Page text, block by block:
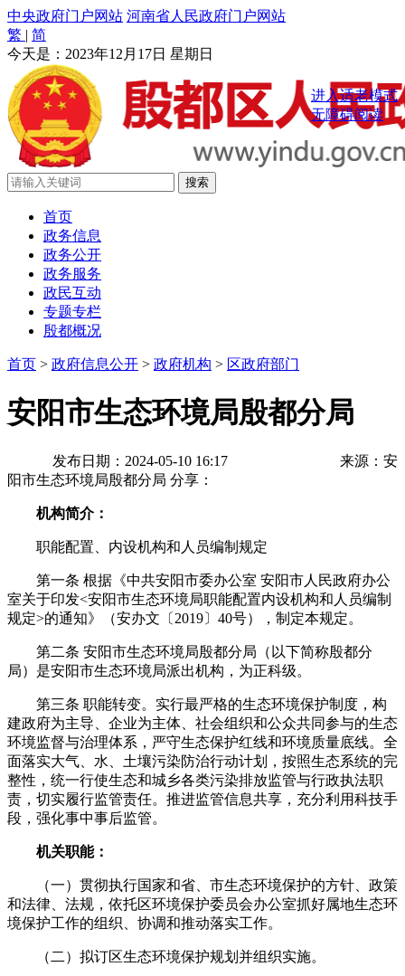
中央政府门户网站 河南省人民政府门户网站
繁 | 简
今天是： 2023年12月17日 星期日
进入适老模式
无障碍阅读
首页
政务信息
政务公开
政务服务
政民互动
专题专栏
殷都概况
首页 > 政府信息公开 > 政府机构 > 区政府部门
安阳市生态环境局殷都分局
发布日期：2024-05-10 16:17
来源：安
阳市生态环境局殷都分局 分享：
机构简介：
职能配置、内设机构和人员编制规定
第一条 根据《中共安阳市委办公室 安阳市人民政府办公
室关于印发<安阳市生态环境局职能配置内设机构和人员编制
规定>的通知》（安办文〔2019〕40号），制定本规定。
第二条 安阳市生态环境局殷都分局（以下简称殷都分
局）是安阳市生态环境局派出机构，为正科级。
第三条 职能转变。实行最严格的生态环境保护制度，构
建政府为主导、企业为主体、社会组织和公众共同参与的生态
环境监督与治理体系，严守生态保护红线和环境质量底线。全
面落实大气、水、土壤污染防治行动计划，按照生态系统的完
整性，统一行使生态和城乡各类污染排放监管与行政执法职
责，切实履行监管责任。推进监管信息共享，充分利用科技手
段，强化事中事后监管。
机关职能：
（一）贯彻执行国家和省、市生态环境保护的方针、政策
和法律、法规，依托区环境保护委员会办公室抓好属地生态环
境保护工作的组织、协调和推动落实工作。
（二）拟订区生态环境保护规划并组织实施。